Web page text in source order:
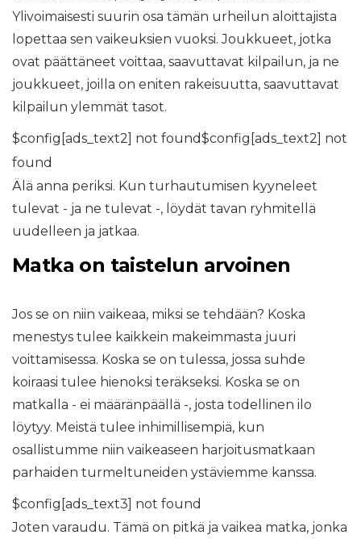
Ylivoimaisesti suurin osa tämän urheilun aloittajista
lopettaa sen vaikeuksien vuoksi. Joukkueet, jotka
ovat päättäneet voittaa, saavuttavat kilpailun, ja ne
joukkueet, joilla on eniten rakeisuutta, saavuttavat
kilpailun ylemmät tasot.
$config[ads_text2] not found$config[ads_text2] not
found
Älä anna periksi. Kun turhautumisen kyyneleet
tulevat - ja ne tulevat -, löydät tavan ryhmitellä
uudelleen ja jatkaa.
Matka on taistelun arvoinen
Jos se on niin vaikeaa, miksi se tehdään? Koska
menestys tulee kaikkein makeimmasta juuri
voittamisessa. Koska se on tulessa, jossa suhde
koiraasi tulee hienoksi teräkseksi. Koska se on
matkalla - ei määränpäällä -, josta todellinen ilo
löytyy. Meistä tulee inhimillisempiä, kun
osallistumme niin vaikeaseen harjoitusmatkaan
parhaiden turmeltuneiden ystäviemme kanssa.
$config[ads_text3] not found
Joten varaudu. Tämä on pitkä ja vaikea matka, jonka